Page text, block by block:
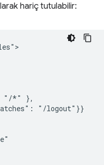
hariç tutulabilir:
"/*" },
"/logout"}}